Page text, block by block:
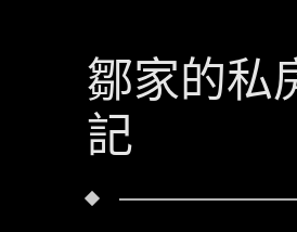
鄒家的私
記